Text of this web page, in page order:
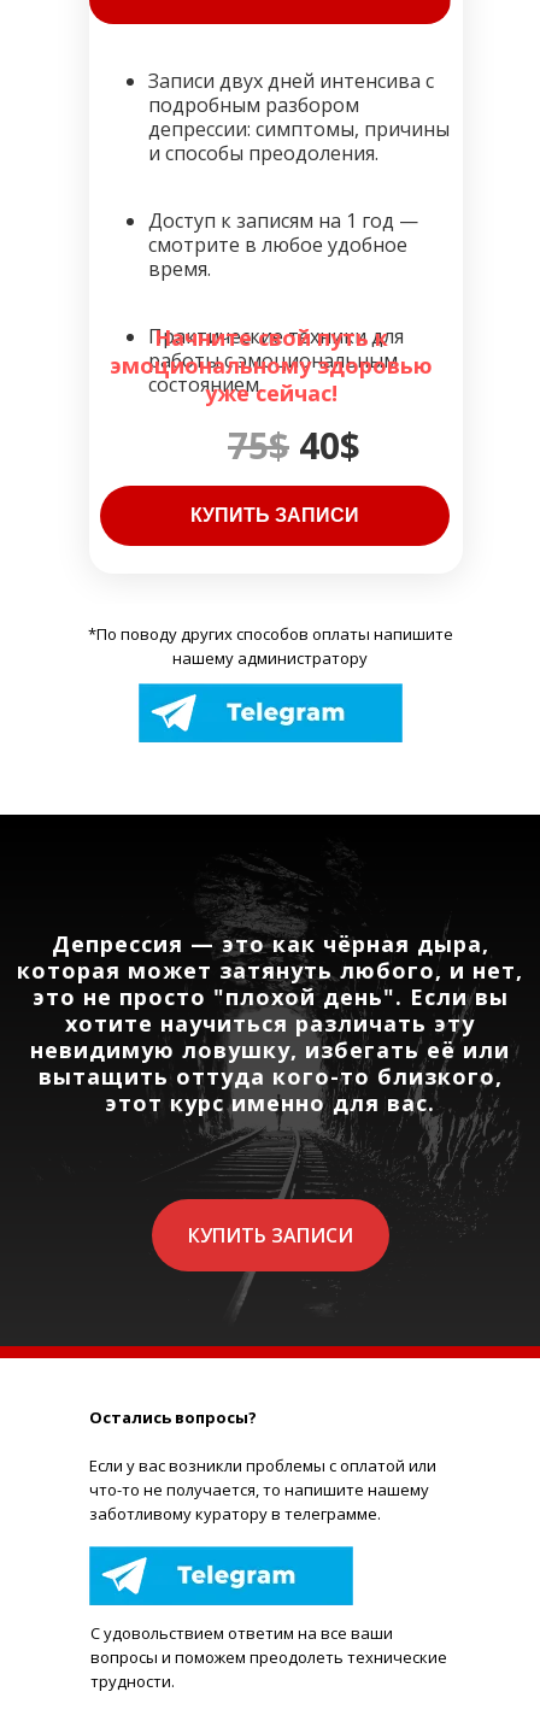
Записи двух дней интенсива с
подробным разбором
депрессии: симптомы, причины
и способы преодоления.
Доступ к записям на 1 год —
смотрите в любое удобное
время.
Практические техники для
работы с эмоциональным
состоянием.
Начните свой путь к
эмоциональному здоровью
уже сейчас!
75$ 40$
КУПИТЬ ЗАПИСИ
*По поводу других способов оплаты напишите
нашему администратору
Депрессия — это как чёрная дыра,
которая может затянуть любого, и нет,
это не просто "плохой день". Если вы
хотите научиться различать эту
невидимую ловушку, избегать её или
вытащить оттуда кого-то близкого,
этот курс именно для вас.
КУПИТЬ ЗАПИСИ
Остались вопросы?
Если у вас возникли проблемы с оплатой или
что-то не получается, то напишите нашему
заботливому куратору в телеграмме.
С удовольствием ответим на все ваши
вопросы и поможем преодолеть технические
трудности.